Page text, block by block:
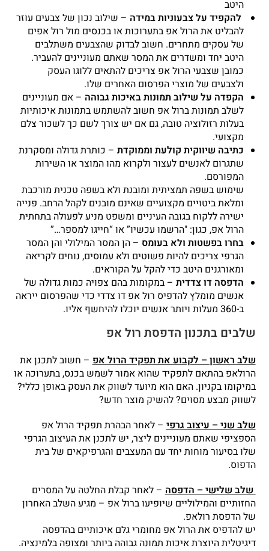
היטב
להקפיד על צבעוניות במידה – שילוב נכון של צבעים עוזר
להבליט את הרול אפ בתערוכות או בכנסים מול רול אפים
של עסקים מתחרים. חשוב לבדוק שהצבעים משתלבים
היטב יחד ומשדרים את המסר שאתם מעוניינים להעביר.
כמובן שצבעי הרול אפ צריכים להתאים ללוגו העסק
ולצבעים של מוצרי הפרסום האחרים שלו.
הקפדה על שילוב תמונות באיכות גבוהה – אם מעוניינים
לשלב תמונות ברול אפ חשוב להשתמש בתמונות איכותיות
בעלות רזולוציה טובה, גם אם יש צורך לשם כך לשכור צלם
מקצועי.
כתיבה שיווקית קולעת וממוקדת – כותרת גדולה ומסקרנת
שתגרום לאנשים לעצור ולקרוא מהו המוצר או השירות
המפורסם.
שימוש בשפה תמציתית ומובנת ולא בשפה טכנית מורכבת
ומלאת ביטויים מקצועיים שאינם מובנים לקהל הרחב. פנייה
ישירה ללקוח בגובה העיניים ומשפט מניע לפעולה בתחתית
הרול אפ, כגון: "הרשמו עכשיו” או “חייגו למספר…”
בחרו בפשטות ולא בעומס – הן המסר המילולי והן המסר
הגרפי צריכים להיות פשוטים ולא עמוסים, נוחים לקריאה
ומאורגנים היטב כדי להקל על הקוראים.
הדפסה דו צדדית – במקומות בהם צפויה כמות גדולה של
אנשים מומלץ להדפיס רול אפ דו צדדי כדי שהפרסום ייראה
ב-360 מעלות ויותר אנשים יוכלו להיחשף אליו.
שלבים בתכנון הדפסת רול אפ
שלב ראשון – לקבוע את תפקיד הרול אפ– חשוב לתכנן את
הרולאפ בהתאם לתפקיד שהוא אמור לשמש בכנס, בתערוכה או
במיקומו בקניון. האם הוא מיועד לשווק את העסק באופן כללי?
לשווק מבצע מסוים? להשיק מוצר חדש?
שלב שני – עיצוב גרפי– לאחר הבהרת תפקיד הרול אפ
הספציפי שאתם מעוניינים ליצר, יש לתכנן את העיצוב הגרפי
שלו בסיעור מוחות יחד עם המעצבים והגרפיקאים של בית
הדפוס.
שלב שלישי – הדפסה– לאחר קבלת החלטה על המסרים
החזותיים והמילוליים שיופיעו ברול אפ – מגיע השלב האחרון
של הדפסת רולאפ.
יש להדפיס את הרול אפ מחומרי גלם איכותיים בהדפסה
דיגיטלית היוצרת איכות תמונה גבוהה ביותר ומצופה בלמינציה.